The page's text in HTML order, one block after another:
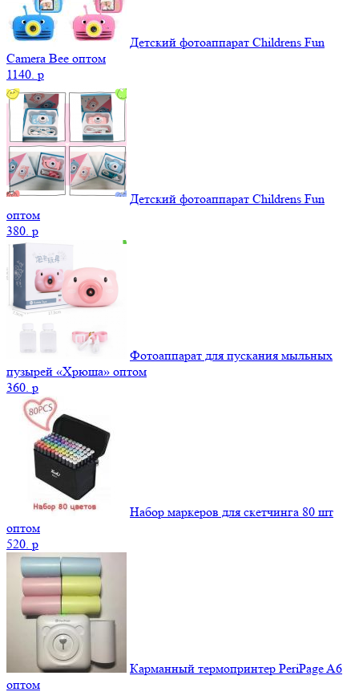
Детский фотоаппарат Childrens Fun
Camera Bee оптом
1140. p
Детский фотоаппарат Childrens Fun
оптом
380. p
Фотоаппарат для пускания мыльных
пузырей «Хрюша» оптом
360. p
Набор маркеров для скетчинга 80 шт
оптом
520. p
Карманный термопринтер PeriPage A6
оптом